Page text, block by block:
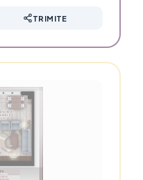
TRIMITE